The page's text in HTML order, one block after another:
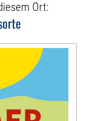
Ort: